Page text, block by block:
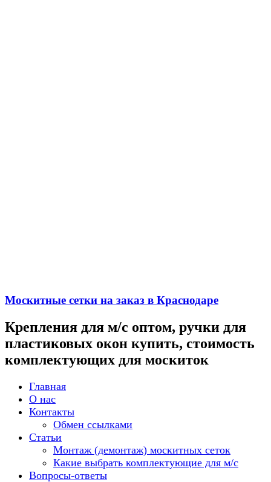
Москитные сетки на заказ в Краснодаре
Крепления для м/с оптом, ручки для
пластиковых окон купить, стоимость
комплектующих для москиток
Главная
О нас
Контакты
Обмен ссылками
Статьи
Монтаж (демонтаж) москитных сеток
Какие выбрать комплектующие для м/с
Вопросы-ответы